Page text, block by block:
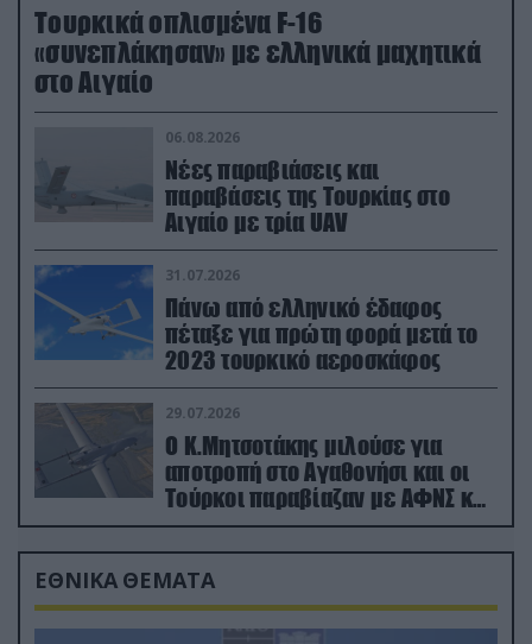
Τουρκικά οπλισμένα F-16
«συνεπλάκησαν» με ελληνικά μαχητικά
στο Αιγαίο
06.08.2026
Νέες παραβιάσεις και
παραβάσεις της Τουρκίας στο
Αιγαίο με τρία UAV
31.07.2026
Πάνω από ελληνικό έδαφος
πέταξε για πρώτη φορά μετά το
2023 τουρκικό αεροσκάφος
29.07.2026
Ο Κ.Μητσοτάκης μιλούσε για
αποτροπή στο Αγαθονήσι και οι
Τούρκοι παραβίαζαν με ΑΦΝΣ και
drone
ΕΘΝΙΚΑ ΘΕΜΑΤΑ